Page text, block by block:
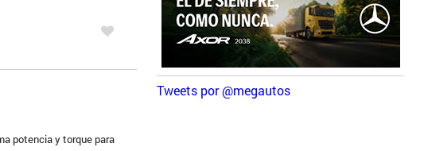
potencia y torque para
Tweets por @megautos